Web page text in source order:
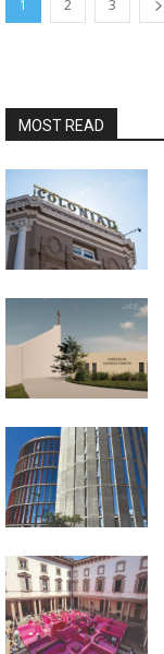
1 2 3
MOST READ